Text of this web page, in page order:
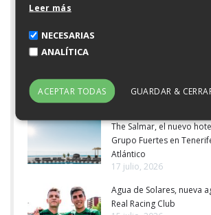
Últimas Noticias
Tolvasa Paasa
30 julio, 2026
The Salmar, el nuevo
Grupo Fuertes en
Atlántico
17 julio, 2026
Agua de Solares, nueva
Real Racing Club
Leer más
NECESARIAS
ANALÍTICA
ACEPTAR TODAS GUARDAR &